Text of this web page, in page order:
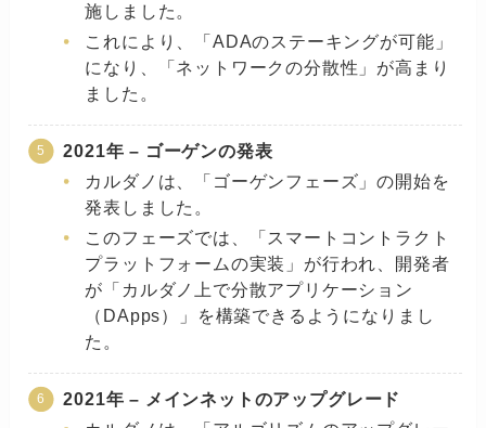
施しました。
これにより、「ADAのステーキングが可能」
になり、「ネットワークの分散性」が高まり
ました。
2021年 – ゴーゲンの発表
カルダノは、「ゴーゲンフェーズ」の開始を
発表しました。
このフェーズでは、「スマートコントラクト
プラットフォームの実装」が行われ、開発者
が「カルダノ上で分散アプリケーション
（DApps）」を構築できるようになりまし
た。
2021年 – メインネットのアップグレード